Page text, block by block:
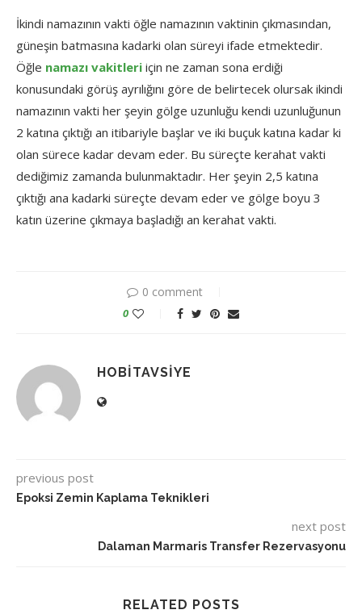
İkindi namazının vakti öğle namazının vaktinin çıkmasından,
güneşin batmasına kadarki olan süreyi ifade etmektedir.
Öğle namazı vakitleri için ne zaman sona erdiği
konusundaki görüş ayrılığını göre de belirtecek olursak ikindi
namazının vakti her şeyin gölge uzunluğu kendi uzunluğunun
2 katına çıktığı an itibariyle başlar ve iki buçuk katına kadar ki
olan sürece kadar devam eder. Bu süreçte kerahat vakti
dediğimiz zamanda bulunmaktadır. Her şeyin 2,5 katına
çıktığı ana kadarki süreçte devam eder ve gölge boyu 3
katın üzerine çıkmaya başladığı an kerahat vakti.
0 comment
0
HOBITAVSIYE
previous post
Epoksi Zemin Kaplama Teknikleri
next post
Dalaman Marmaris Transfer Rezervasyonu
RELATED POSTS